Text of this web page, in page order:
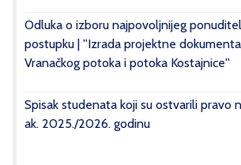
Odluka o izboru najpovoljnijeg
postupku | ''Izrada projektne
Vranačkog potoka i potoka Kostajnice''
Spisak studenata koji su ostvarili pravo
ak. 2025./2026. godinu